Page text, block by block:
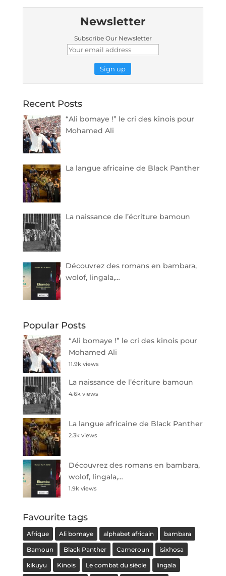
Newsletter
Subscribe Our Newsletter
Recent Posts
“Ali bomaye !” le cri des kinois pour
Mohamed Ali
La langue africaine de Black Panther
La naissance de l’écriture bamoun
Découvrez des romans en bambara,
wolof, lingala,…
Popular Posts
“Ali bomaye !” le cri des kinois pour
Mohamed Ali
11.9k views
La naissance de l’écriture bamoun
4.6k views
La langue africaine de Black Panther
2.3k views
Découvrez des romans en bambara,
wolof, lingala,…
1.9k views
Favourite tags
Afrique Ali bomaye alphabet africain bambara
Bamoun Black Panther Cameroun isixhosa
kikuyu Kinois Le combat du siècle lingala